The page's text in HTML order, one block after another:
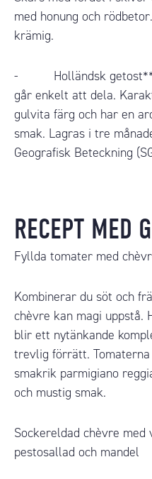
med honung och
krämig.
- Holländsk
går enkelt att dela.
gulvita färg och har en
smak. Lagras i tre
Geografisk Beteckning
RECEPT MED
Fyllda tomater med
Kombinerar du söt och
chèvre kan magi uppstå.
blir ett nytänkande
trevlig förrätt.
smakrik parmigiano
och mustig smak.
Sockereldad chèvre
pestosallad och mandel